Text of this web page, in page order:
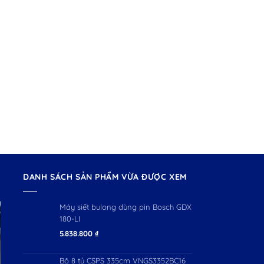
DANH SÁCH SẢN PHẨM VỪA ĐƯỢC XEM
Máy siết bulong dùng pin Bosch GDX
180-LI
5.838.800₫
Bộ 8 tủ CSPS 335cm VNGS3352BC16